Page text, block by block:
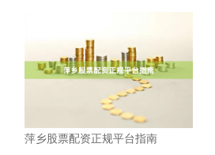
萍乡股票配资正规平台指南